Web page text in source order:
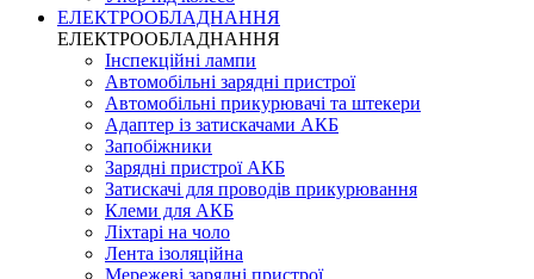
ЕЛЕКТРООБЛАДНАННЯ
ЕЛЕКТРООБЛАДНАННЯ
Інспекційні лампи
Автомобільні зарядні пристрої
Автомобільні прикурювачі та штекери
Адаптер із затискачами АКБ
Запобіжники
Зарядні пристрої АКБ
Затискачі для проводів прикурювання
Клеми для АКБ
Ліхтарі на чоло
Лента ізоляційна
Мережеві зарядні пристрої